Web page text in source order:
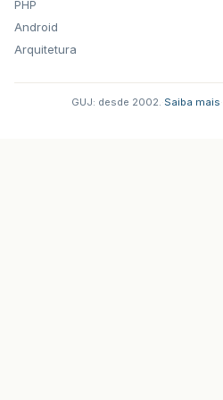
PHP
Android
Arquitetura
GUJ: desde 2002. Saiba mais